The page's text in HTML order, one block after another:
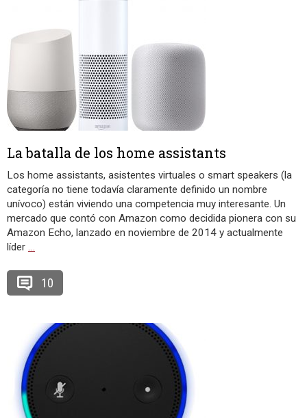
La batalla de los home assistants
Los home assistants, asistentes virtuales o smart speakers (la
categoría no tiene todavía claramente definido un nombre
unívoco) están viviendo una competencia muy interesante. Un
mercado que contó con Amazon como decidida pionera con su
Amazon Echo, lanzado en noviembre de 2014 y actualmente
líder …
10